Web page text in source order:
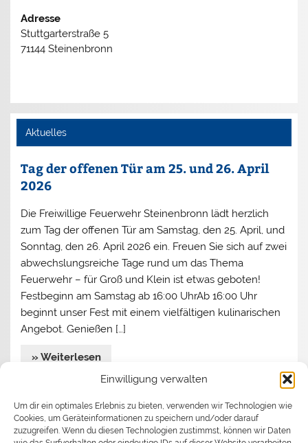
Einwilligung verwalten
Um dir ein optimales Erlebnis zu bieten, verwenden wir Technologien wie
Cookies, um Geräteinformationen zu speichern und/oder darauf
zuzugreifen. Wenn du diesen Technologien zustimmst, können wir Daten
Adresse
Stuttgarterstraße 5
71144 Steinenbronn
Aktuelles
Tag der offenen Tür am 25. und 26. April
2026
Die Freiwillige Feuerwehr Steinenbronn lädt herzlich
zum Tag der offenen Tür am Samstag, den 25. April, und
Sonntag, den 26. April 2026 ein. Freuen Sie sich auf zwei
abwechslungsreiche Tage rund um das Thema
Feuerwehr – für Groß und Klein ist etwas geboten!
Festbeginn am Samstag ab 16:00 UhrAb 16:00 Uhr
beginnt unser Fest mit einem vielfältigen kulinarischen
Angebot. Genießen […]
» Weiterlesen
Jahreshauptversammlung 2026
Begrüßen durfte Kommandant Stefan Turata